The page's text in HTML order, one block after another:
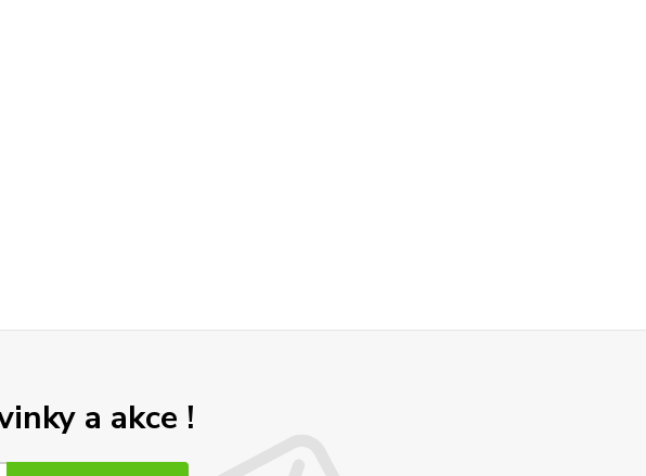
a akce !